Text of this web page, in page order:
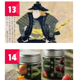
13
14